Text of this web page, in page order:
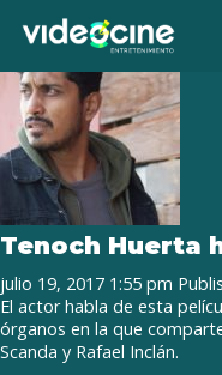
Tag Archive:
Tenoch Huerta
julio 19, 2017 1:55 pm
El actor habla de esta
órganos en la que
Scanda y Rafael Inclán.